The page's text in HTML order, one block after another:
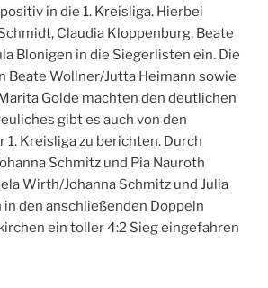
in die 1. Kreisliga. Hierbei
Claudia Kloppenburg, Beate
Blonigen in die Siegerlisten ein. Die
Beate Wollner/Jutta Heimann sowie
Golde machten den deutlichen
gibt es auch von den
1. Kreisliga zu berichten. Durch
Schmitz und Pia Nauroth
Wirth/Johanna Schmitz und Julia
in den anschließenden Doppeln
ein toller 4:2 Sieg eingefahren